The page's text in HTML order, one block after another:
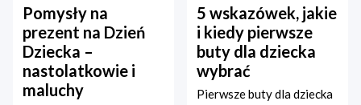
Pomysły na
prezent na Dzień
Dziecka –
nastolatkowie i
maluchy
5 wskazówek, jakie
i kiedy pierwsze
buty dla dziecka
wybrać
Pierwsze buty dla dziecka